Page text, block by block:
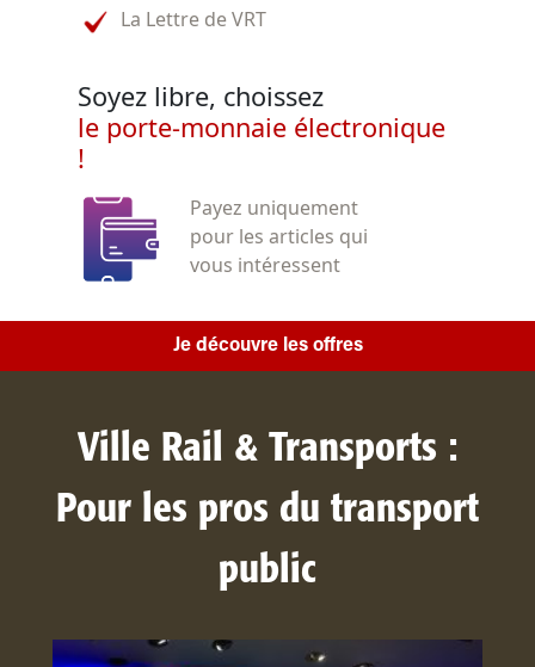
La Lettre de VRT
Soyez libre, choissez
le porte-monnaie électronique
!
Payez uniquement
pour les articles qui
vous intéressent
Je découvre les offres
Ville Rail & Transports :
Pour les pros du transport
public